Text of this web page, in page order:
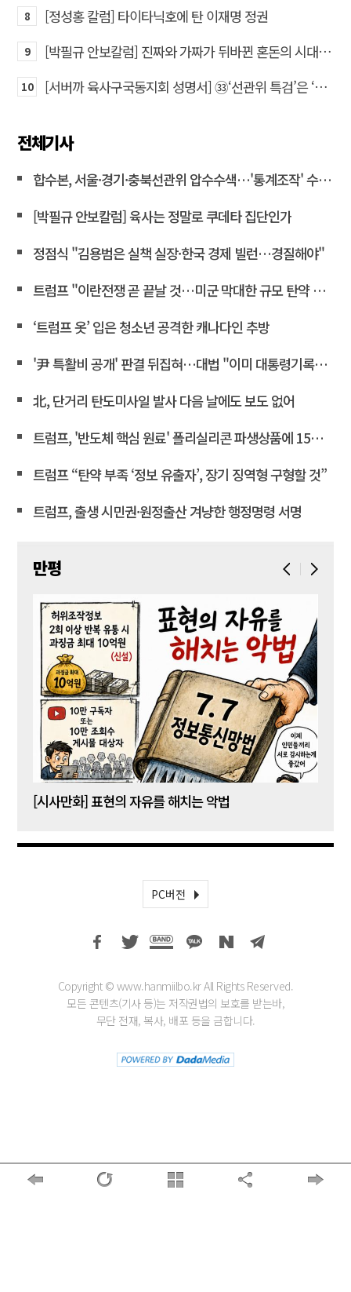
8 [정성홍 칼럼] 타이타닉호에 탄 이재명 정권
9 [박필규 안보칼럼] 진짜와 가짜가 뒤바뀐 혼돈의 시대, 안보 파탄은 막아야
10 [서버까 육사구국동지회 성명서] ㉝‘선관위 특검’은 ‘부정선거 특검’으로 명명하고 박주현 변호사를 ‘특검’으로 임명하라!
전체기사
합수본, 서울·경기·충북선관위 압수수색…'통계조작' 수사확대
[박필규 안보칼럼] 육사는 정말로 쿠데타 집단인가
정점식 "김용범은 실책 실장·한국 경제 빌런…경질해야"
트럼프 "이란전쟁 곧 끝날 것…미군 막대한 규모 탄약 보유"
‘트럼프 옷’ 입은 청소년 공격한 캐나다인 추방
'尹 특활비 공개' 판결 뒤집혀…대법 "이미 대통령기록관 이관"
北, 단거리 탄도미사일 발사 다음 날에도 보도 없어
트럼프, '반도체 핵심 원료' 폴리실리콘 파생상품에 15% 관세
트럼프 “탄약 부족 ‘정보 유출자’, 장기 징역형 구형할 것”
트럼프, 출생 시민권·원정출산 겨냥한 행정명령 서명
만평
[시사만화] 표현의 자유를 해치는 악법
PC버전
Copyright © www.hanmiilbo.kr All Rights Reserved.
모든 콘텐츠(기사 등)는 저작권법의 보호를 받는바,
무단 전재, 복사, 배포 등을 금합니다.